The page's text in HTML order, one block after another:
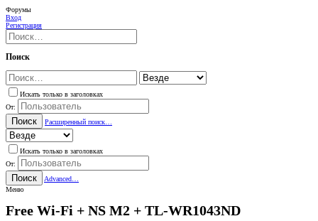
Форумы
Вход
Регистрация
Поиск
Искать только в заголовках
От:
Поиск Расширенный поиск…
Искать только в заголовках
От:
Поиск
Advanced…
Меню
Free Wi-Fi + NS M2 + TL-WR1043ND